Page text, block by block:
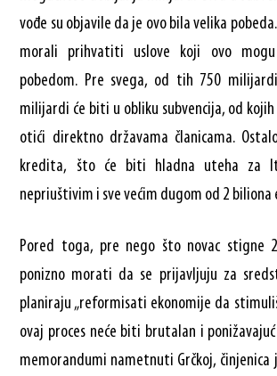
vođe su objavile da je ovo bila velika
morali prihvatiti uslove koji ovo
pobedom. Pre svega, od tih 750
milijardi će biti u obliku subvencija, od
otići direktno državama članicama.
kredita, što će biti hladna uteha za
nepriuštivim i sve većim dugom od 2 biliona
Pored toga, pre nego što novac stigne
ponizno morati da se prijavljuju za
planiraju „reformisati ekonomije da
ovaj proces neće biti brutalan i
memorandumi nametnuti Grčkoj, činjenica